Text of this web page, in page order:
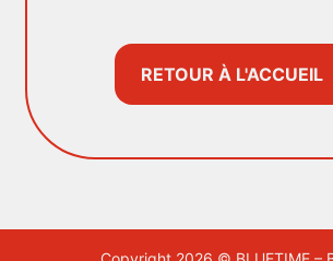
RETOUR À L'ACCUEIL